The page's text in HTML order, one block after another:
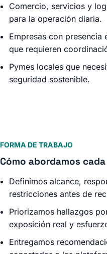
Comercio, servicios y
para la operación diaria.
Empresas con presencia
que requieren
Pymes locales que
seguridad sostenible.
FORMA DE TRABAJO
Cómo abordamos
Definimos alcance,
restricciones antes de
Priorizamos hallazgos
exposición real y
Entregamos